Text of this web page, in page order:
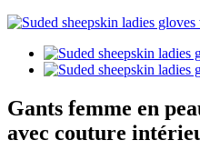
Gants femme en
avec couture